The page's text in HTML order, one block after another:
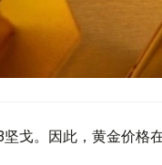
戈。因此，黄金价格